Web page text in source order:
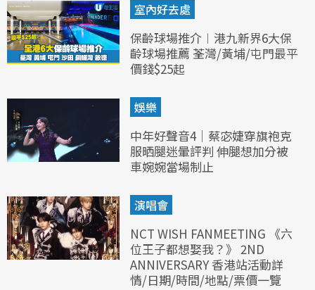
室內好去處
保齡球場推介︱港九新界6大保
齡球場推薦 荃灣/黃埔/屯門最平
價錢$25起
娛樂
中年好聲音4｜蔡宓婕穿旗袍克
服晒腿迷暈評判 伸腿想加分被
車婉婉當場制止
演唱會
NCT WISH FANMEETING 《六
位王子都想娶我？》 2ND
ANNIVERSARY 香港站活動詳
情/日期/時間/地點/票價一覽